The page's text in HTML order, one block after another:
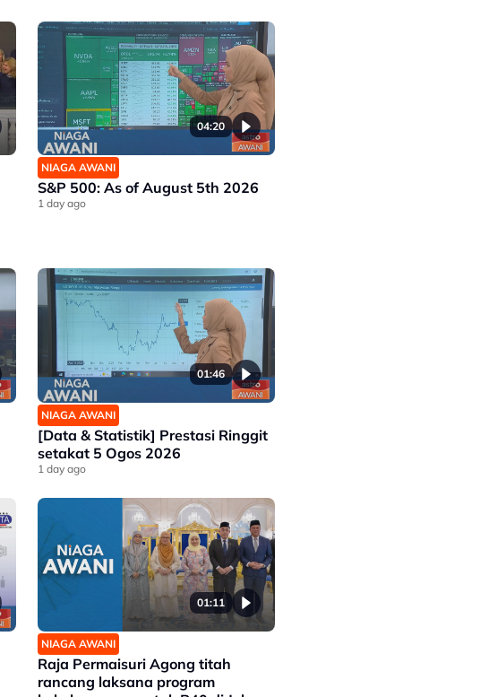
04:20
NIAGA AWANI
S&P 500: As of August 5th 2026
1 day ago
01:46
NIAGA AWANI
[Data & Statistik] Prestasi Ringgit
setakat 5 Ogos 2026
1 day ago
01:11
NIAGA AWANI
Raja Permaisuri Agong titah
rancang laksana program